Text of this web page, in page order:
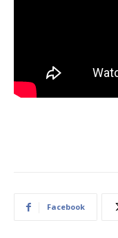
Facebook